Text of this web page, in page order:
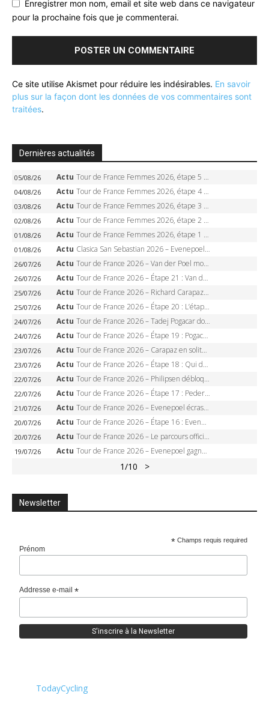
Enregistrer mon nom, email et site web dans ce navigateur
pour la prochaine fois que je commenterai.
Ce site utilise Akismet pour réduire les indésirables. En savoir
plus sur la façon dont les données de vos commentaires sont
traitées.
Dernières actualités
05/08/26 Actu Tour de France Femmes 2026, étape 5 – Demi Vollering gagne à Belleville, Reusser en jaune, Ferrand-Prévot coule
04/08/26 Actu Tour de France Femmes 2026, étape 4 – Marlen Reusser écrase le chrono, Ferrand-Prévot en crise
03/08/26 Actu Tour de France Femmes 2026, étape 3 – Sigrid Haugset en solitaire, 88 km d’échappée, maillot jaune
02/08/26 Actu Tour de France Femmes 2026, étape 2 – Lorena Wiebes doublé à Genève, Markus héroïque, 7e record
01/08/26 Actu Tour de France Femmes 2026, étape 1 – Lorena Wiebes intouchable à Lausanne, premier maillot jaune
01/08/26 Actu Clasica San Sebastian 2026 – Evenepoel recordman, 4e victoire, Carapaz battu au sprint
26/07/26 Actu Tour de France 2026 – Van der Poel monumental à Paris, Pogacar égale le record des cinq sacres
26/07/26 Actu Tour de France 2026 – Étape 21 : Van der Poel, Pogacar, qui succédera à Wout van Aert sur les Champs-Elysées ?
25/07/26 Actu Tour de France 2026 – Richard Carapaz roi des Alpes, doublé et maillot à pois, Seixas perd le podium
25/07/26 Actu Tour de France 2026 – Étape 20 : L’étape reine, Galibier, Sarenne, Alpe d’Huez, qui succédera à Pogacar ?
24/07/26 Actu Tour de France 2026 – Tadej Pogacar dompte l’Alpe d’Huez, 5e victoire, record de Pantani pulvérisé
24/07/26 Actu Tour de France 2026 – Étape 19 : Pogacar peut-il enfin dompter l’Alpe d’Huez ?
23/07/26 Actu Tour de France 2026 – Carapaz en solitaire à Orcières-Merlette, Paret-Peintre à un point du maillot à pois
23/07/26 Actu Tour de France 2026 – Étape 18 : Qui domptera Orcières-Merlette, première marche vers l’Alpe d’Huez ?
22/07/26 Actu Tour de France 2026 – Philipsen débloque son compteur à Voiron, Pedersen en danger pour le maillot vert
22/07/26 Actu Tour de France 2026 – Étape 17 : Pedersen peut-il verrouiller le maillot vert à Voiron ?
21/07/26 Actu Tour de France 2026 – Evenepoel écrase le chrono d’Évian, Seixas 4e, Lipowitz abandonne
20/07/26 Actu Tour de France 2026 – Étape 16 : Evenepoel, Pogacar, Ganna… qui domptera le chrono d’Évian pour redessiner le podium ?
20/07/26 Actu Tour de France 2026 – Le parcours officiel complet : 21 étapes, profils, carte et dates
19/07/26 Actu Tour de France 2026 – Evenepoel gagne à Solaison, Vingegaard abandonne, Pogacar toujours en jaune
1/10 >
Newsletter
* Champs requis required
Prénom
Addresse e-mail*
TodayCycling